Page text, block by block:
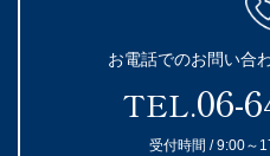
お電話でのお問い合
TEL.06-
受付時間 / 9:00～